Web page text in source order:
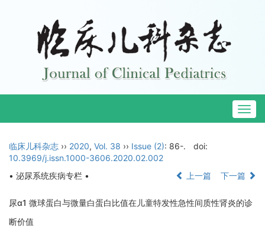
临床儿科杂志 ›› 2020, Vol. 38 ›› Issue (2): 86-.
doi:
10.3969/j.issn.1000-3606.2020.02.002
• 泌尿系统疾病专栏 •
上一篇 下一篇
尿α1 微球蛋白与微量白蛋白比值在儿童特发性急性间质性肾炎的诊
断价值